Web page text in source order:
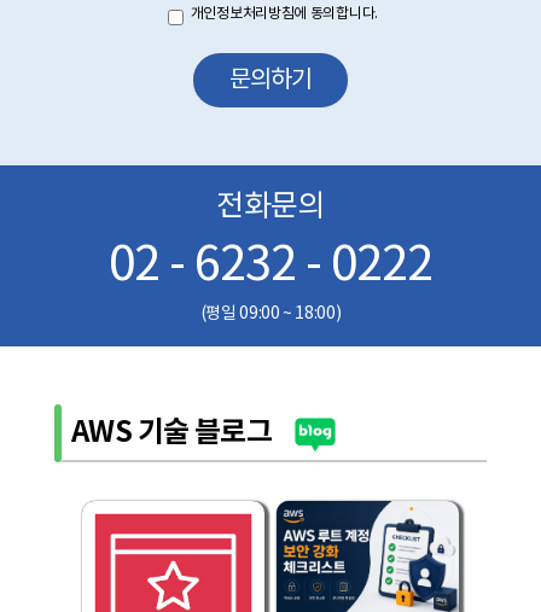
제2조 (개인정보 수집항목)
온라인 문의를 통한 상담을 위해 처리하는 개인정보 항목은 아래와
수집항목 : 성명, 이메일, 전화번호
회사는 이용자의 사전 동의 없이는 이용자의 개인 정보를 공개하지
않으며, 원활한 고객상담, 각종 서비스의 제공을 위해 아래와 같이
이외로는 사용되지 않으며 수집 정보의 범위나 사용 목적, 용도가
변경될 시에는 반드시 사전 동의를 구할 것입니다.
- 성명 : 제품상담에 따른 본인 확인
- 이메일, 전화번호 : 제품상담 및 이벤트 관련 고지사항 전달, 새로운
서비스 이용 및 혜택 제공에 제한을 받을 수 있습니다.
제4조 (개인정보의 보유 및 이용기간)
지체 없이 파기합니다.
그리고 상법, 전자상거래 등에서의 소비자보호에 관한 법률 등
관계법렵의 규정에 의하여 보존할 필요가 있는 경우 회사는
관계법령에서 정한 일정한 기간 동안 정보를 보관합니다.
이 경우 회사는 보관하는 정보를 그 보관의 목적으로만 이용하며
보존기간은 아래와 같습니다.
개인정보처리방침에 동의합니다.
문의하기
전화문의
02 - 6232 - 0222
(평일 09:00 ~ 18:00)
AWS 기술 블로그